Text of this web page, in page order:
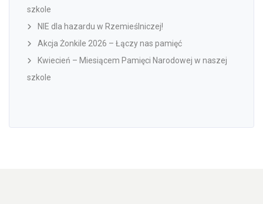
szkole
NIE dla hazardu w Rzemieślniczej!
Akcja Żonkile 2026 – Łączy nas pamięć
Kwiecień – Miesiącem Pamięci Narodowej w naszej
szkole